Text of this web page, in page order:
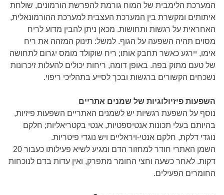
המערכת הלימבית של המוח גורמת להפרשת הורמונים, שולחת
איתותים ומקשרת בין המערכת העצבית למערכת ההורמונאלית,
האחראית על רגשות ותחושות. מכאן ניתן להבין מדוע לריח
מסוים תהיה השפעה על הגוף. למשל: תינוק המזהה את ריח
אימו, יירגע כאשר תחבק אותו; ריח שוקולד מומס יגרום לתחושה
של טעם מתוק בפה. באופן דומה, ריחות יכולים להעלות זיכרונות
נשכחים הקשורים ברגשות ובכך לסייע בתהליכי ריפוי.
השפעות פיזיולוגיות של שמנים אתריים
נוסף על השפעת רגשיות יש לשמנים האתריים השפעות פיזיות,
בהיותם בעלי תכונות אנטיספטיות, אנטי בקטריאליות; חלקם
נוגדי דלקת, חלקם אנטי-ויראליים ויש נוגדי פיטריות.
השמן האתרי חודר למחזור הדם ומגיע לשיא פעילותו כעבור 20
דקות. לאחר כשעה וחצי החומר מתפרק, ואין עדות בדם לנוכחות
החומרים הפעילים.